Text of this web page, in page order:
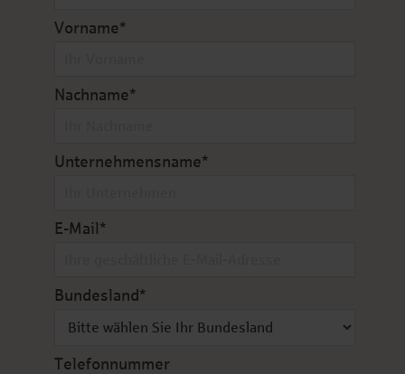
Vorname*
Nachname*
Unternehmensname*
E-Mail*
Bundesland*
Telefonnummer